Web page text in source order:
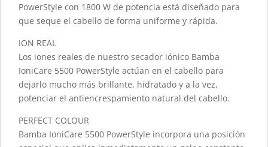
PowerStyle con 1800 W de potencia está diseñado para
que seque el cabello de forma uniforme y rápida.
ION REAL
Los iones reales de nuestro secador iónico Bamba
IoniCare 5500 PowerStyle actúan en el cabello para
dejarlo mucho más brillante, hidratado y a la vez,
potenciar el antiencrespamiento natural del cabello.
PERFECT COLOUR
Bamba IoniCare 5500 PowerStyle incorpora una posición